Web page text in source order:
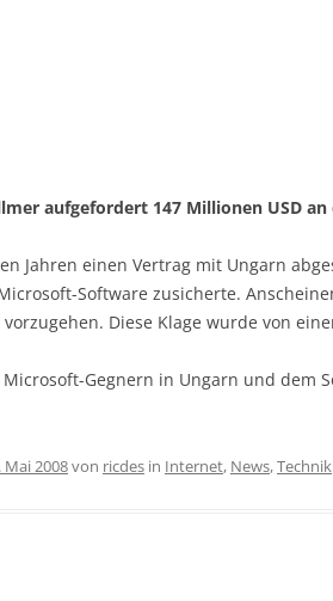
aufgefordert 147 Millionen USD
Jahren einen Vertrag mit Ungarn
Software zusicherte.
Diese Klage wurde von
Gegnern in Ungarn und dem
Mai 2008von ricdes in Internet, News,Technik